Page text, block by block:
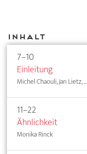
Inhalt
7–10
Einleitung
Michel Chaouli, Jan Lietz, ...
11–22
Ähnlichkeit
Monika Rinck